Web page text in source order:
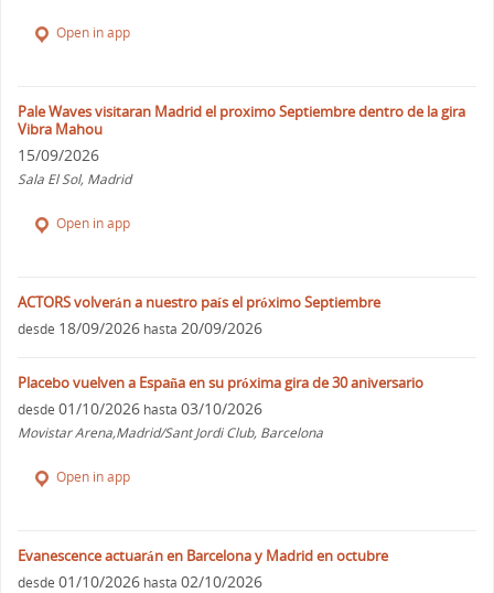
Open in app
Pale Waves visitaran Madrid el proximo Septiembre dentro de la gira
Vibra Mahou
15/09/2026
Sala El Sol, Madrid
Open in app
ACTORS volverán a nuestro país el próximo Septiembre
desde 18/09/2026 hasta 20/09/2026
Placebo vuelven a España en su próxima gira de 30 aniversario
desde 01/10/2026 hasta 03/10/2026
Movistar Arena,Madrid/Sant Jordi Club, Barcelona
Open in app
Evanescence actuarán en Barcelona y Madrid en octubre
desde 01/10/2026 hasta 02/10/2026